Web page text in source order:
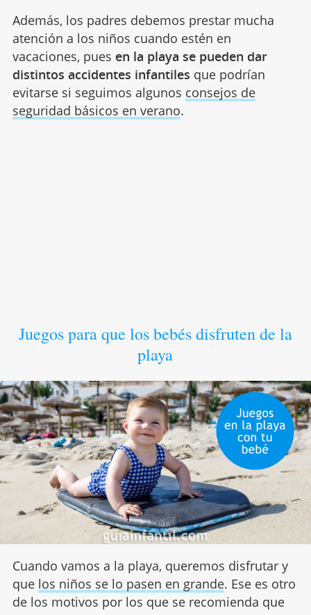
Además, los padres debemos prestar mucha
atención a los niños cuando estén en
vacaciones, pues en la playa se pueden dar
distintos accidentes infantiles que podrían
evitarse si seguimos algunos consejos de
seguridad básicos en verano.
Juegos para que los bebés disfruten de la
playa
Cuando vamos a la playa, queremos disfrutar y
que los niños se lo pasen en grande. Ese es otro
de los motivos por los que se recomienda que